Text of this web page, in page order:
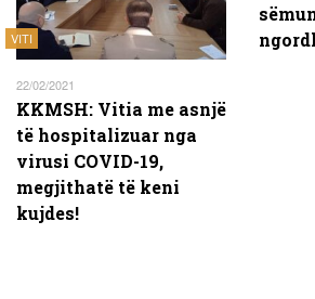
VITI
22/02/2021
KKMSH: Vitia me asnjë
të hospitalizuar nga
virusi COVID-19,
megjithatë të keni
kujdes!